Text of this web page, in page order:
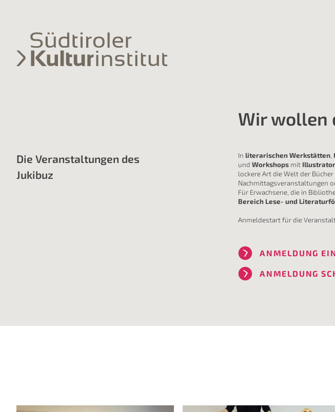
Wir wollen
Die Veranstaltungen des
Jukibuz
Inliterarischen Werkstätten,
undWorkshops mit
lockere Art die Welt der
Nachmittagsveranstaltungen
Für Erwachsene, die in
Bereich Lese- und
Anmeldestart für die
ANMELDUNG
ANMELDUNG